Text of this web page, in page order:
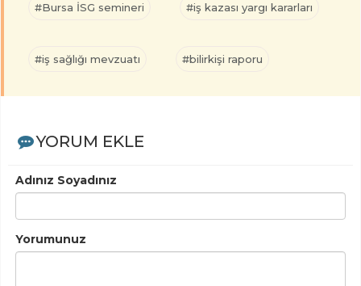
#Bursa İSG semineri #iş kazası yargı kararları
#iş sağlığı mevzuatı #bilirkişi raporu
YORUM EKLE
Adınız Soyadınız
Yorumunuz